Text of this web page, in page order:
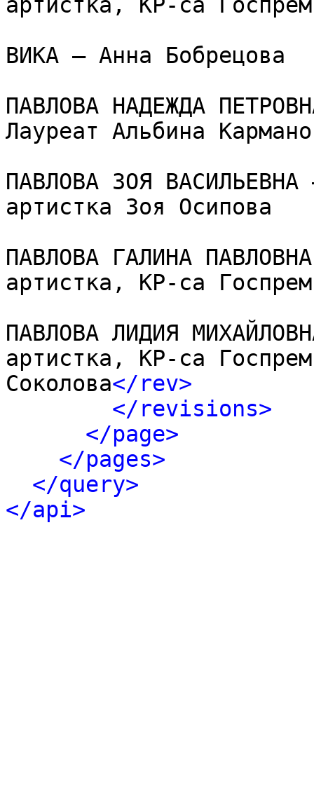
ВИКА – Анна Бобрецова
ПАВЛОВА НАДЕЖДА
Лауреат Альбина
ПАВЛОВА ЗОЯ
артистка Зоя Осипова
ПАВЛОВА ГАЛИНА
артистка, КР-са
ПАВЛОВА ЛИДИЯ
артистка, КР-са
Соколова</rev>
</revisions>
</page>
</pages>
</query>
</api>